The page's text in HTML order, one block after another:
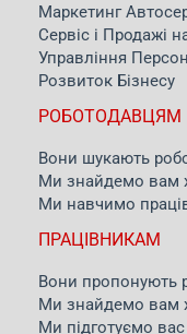
Маркетинг
Сервіс і Продажі
Управління
Розвиток Бізнесу
РОБОТОДАВЦЯМ
Вони шукають
Ми знайдемо вам
Ми навчимо
ПРАЦІВНИКАМ
Вони пропонують
Ми знайдемо вам
Ми підготуємо